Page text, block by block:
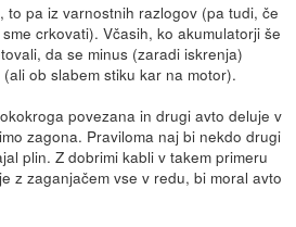
to pa iz varnostnih razlogov (pa tudi, če
crkovati). Včasih, ko akumulatorji še
da se minus (zaradi iskrenja)
ob slabem stiku kar na motor).
povezana in drugi avto deluje v
zagona. Praviloma naj bi nekdo drugi
plin. Z dobrimi kabli v takem primeru
z zaganjačem vse v redu, bi moral avto